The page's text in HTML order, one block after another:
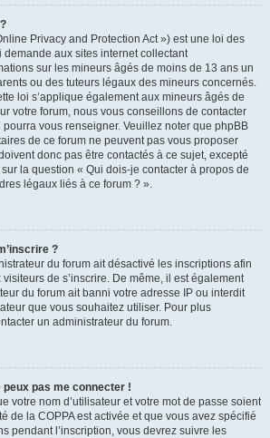
Privacy and Protection Act ») est une loi des
demande aux sites internet collectant
sur les mineurs âgés de moins de 13 ans un
ou des tuteurs légaux des mineurs concernés.
loi s’applique également aux mineurs âgés de
votre forum, nous vous conseillons de contacter
vous renseigner. Veuillez noter que phpBB
de ce forum ne peuvent pas vous proposer
donc pas être contactés à ce sujet, excepté
sur la question « Qui dois-je contacter à propos de
légaux liés à ce forum ? ».
?
du forum ait désactivé les inscriptions afin
de s’inscrire. De même, il est également
du forum ait banni votre adresse IP ou interdit
que vous souhaitez utiliser. Pour plus
un administrateur du forum.
pas me connecter !
votre nom d’utilisateur et votre mot de passe soient
de la COPPA est activée et que vous avez spécifié
pendant l’inscription, vous devrez suivre les